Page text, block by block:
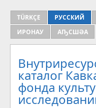
TÜRKÇE РУССКИЙ
ИРОНАУ
АҦСШӘА
каталог
фонда